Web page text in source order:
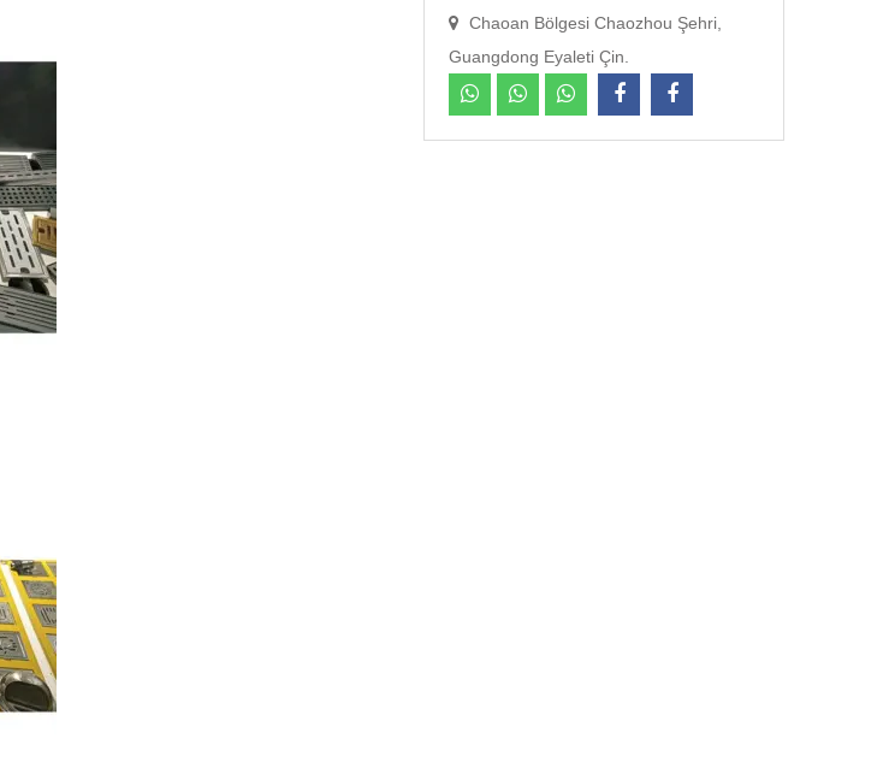
Chaoan Bölgesi Chaozhou Şehri,
Guangdong Eyaleti Çin.